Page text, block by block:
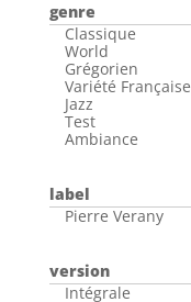
genre
Classique
World
Grégorien
Variété Française
Jazz
Test
Ambiance
label
Pierre Verany
version
Intégrale